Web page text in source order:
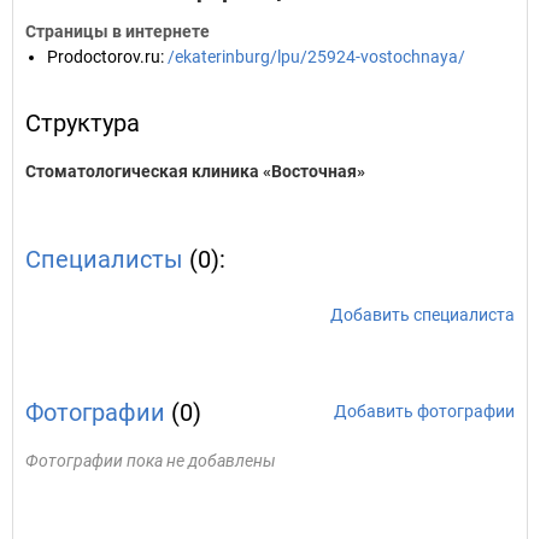
Страницы в интернете
Prodoctorov.ru: /ekaterinburg/lpu/25924-vostochnaya/
Структура
Стоматологическая клиника «Восточная»
Специалисты (0):
Добавить специалиста
Фотографии (0) Добавить фотографии
Фотографии пока не добавлены